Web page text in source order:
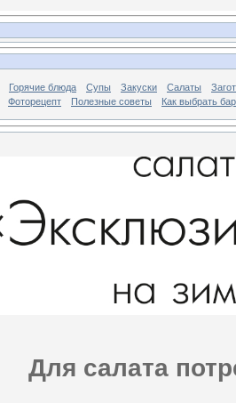
Горячие блюда Супы Закуски Салаты
Фоторецепт
Полезные советы Как выбрать
Для салата